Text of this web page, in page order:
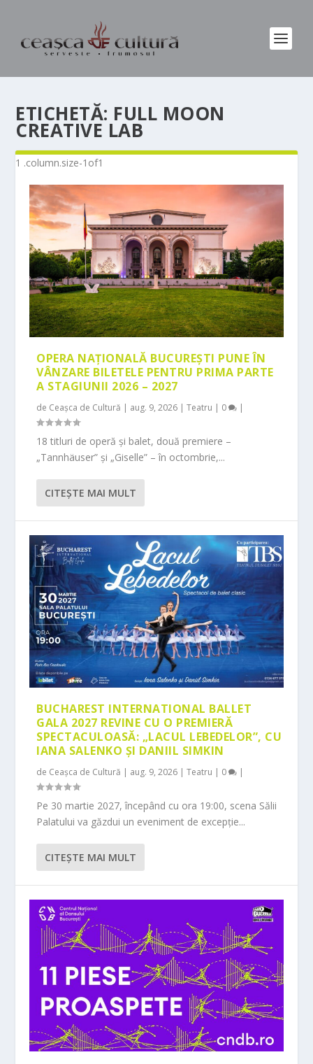
ETICHETĂ: FULL MOON
CREATIVE LAB
OPERA NAȚIONALĂ BUCUREȘTI PUNE ÎN
VÂNZARE BILETELE PENTRU PRIMA PARTE
A STAGIUNII 2026 – 2027
de Ceașca de Cultură | aug. 9, 2026 |Teatru | 0 |
18 titluri de operă și balet, două premiere –
„Tannhäuser” și „Giselle” – în octombrie,...
CITEŞTE MAI MULT
BUCHAREST INTERNATIONAL BALLET
GALA 2027 REVINE CU O PREMIERĂ
SPECTACULOASĂ: „LACUL LEBEDELOR”, CU
IANA SALENKO ȘI DANIIL SIMKIN
de Ceașca de Cultură | aug. 9, 2026 |Teatru | 0 |
Pe 30 martie 2027, începând cu ora 19:00, scena Sălii
Palatului va găzdui un eveniment de excepție...
CITEŞTE MAI MULT